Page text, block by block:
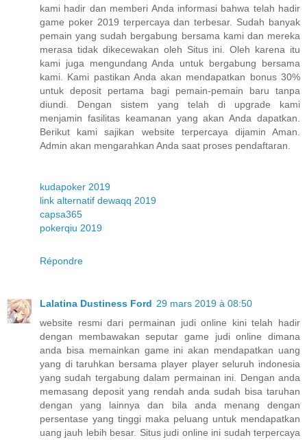
kami hadir dan memberi Anda informasi bahwa telah hadir
game poker 2019 terpercaya dan terbesar. Sudah banyak
pemain yang sudah bergabung bersama kami dan mereka
merasa tidak dikecewakan oleh Situs ini. Oleh karena itu
kami juga mengundang Anda untuk bergabung bersama
kami. Kami pastikan Anda akan mendapatkan bonus 30%
untuk deposit pertama bagi pemain-pemain baru tanpa
diundi. Dengan sistem yang telah di upgrade kami
menjamin fasilitas keamanan yang akan Anda dapatkan.
Berikut kami sajikan website terpercaya dijamin Aman.
Admin akan mengarahkan Anda saat proses pendaftaran.
kudapoker 2019
link alternatif dewaqq 2019
capsa365
pokerqiu 2019
Répondre
Lalatina Dustiness Ford 29 mars 2019 à 08:50
website resmi dari permainan judi online kini telah hadir
dengan membawakan seputar game judi online dimana
anda bisa memainkan game ini akan mendapatkan uang
yang di taruhkan bersama player player seluruh indonesia
yang sudah tergabung dalam permainan ini. Dengan anda
memasang deposit yang rendah anda sudah bisa taruhan
dengan yang lainnya dan bila anda menang dengan
persentase yang tinggi maka peluang untuk mendapatkan
uang jauh lebih besar. Situs judi online ini sudah terpercaya